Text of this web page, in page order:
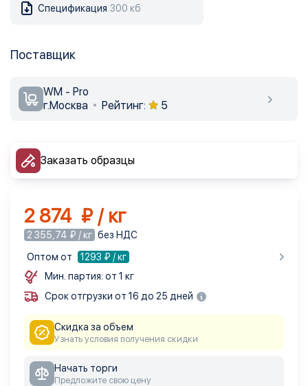
Спецификация 300 кб
Поставщик
WM - Pro
г.Москва
Рейтинг: 5
Заказать образцы
2 874 ₽ / кг
2 355,74 ₽ / кг без НДС
Оптом от
1293 ₽ / кг
Мин. партия: от 1 кг
Срок отгрузки от 16 до 25 дней
Скидка за объем
Узнать условия получения скидки
Начать торги
Предложите свою цену